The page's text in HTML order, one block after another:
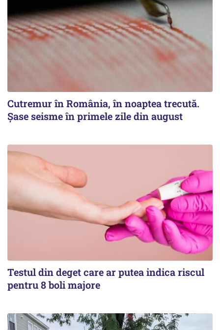
Cutremur în România, în noaptea trecută.
Șase seisme în primele zile din august
Testul din deget care ar putea indica riscul
pentru 8 boli majore